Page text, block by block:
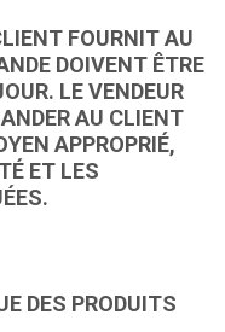
FOURNIT AU
DOIVENT ÊTRE
LE VENDEUR
AU CLIENT
APPROPRIÉ,
ET LES
DES PRODUITS